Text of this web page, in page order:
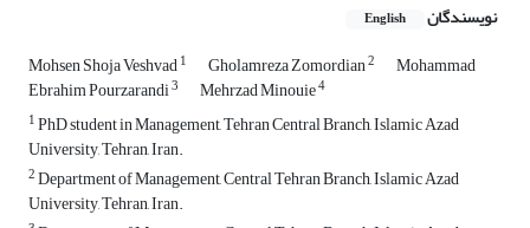
نویسندگان English
Mohsen Shoja Veshvad1 Gholamreza Zomordian2 Mohammad
Ebrahim Pourzarandi3 Mehrzad Minouie4
1PhD student in Management, Tehran Central Branch, Islamic Azad
University, Tehran, Iran.
2Department of Management, Central Tehran Branch, Islamic Azad
University, Tehran, Iran.